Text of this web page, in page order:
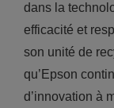
dans la
efficacité et
son unité de
qu’Epson
d’innovation à